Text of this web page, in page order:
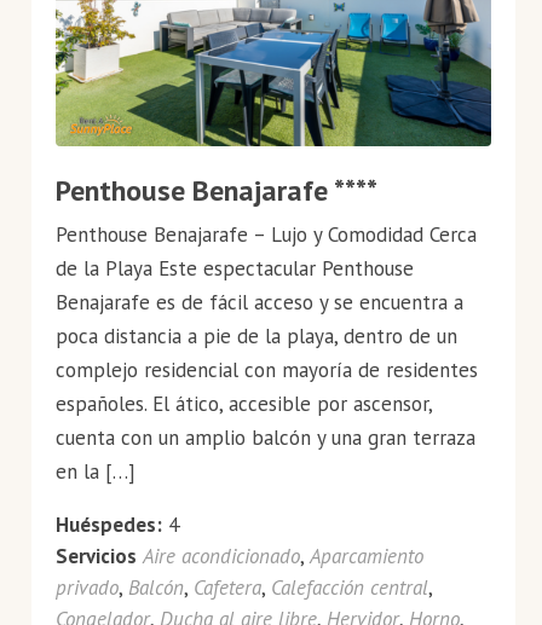
Penthouse Benajarafe ****
Penthouse Benajarafe – Lujo y Comodidad Cerca
de la Playa Este espectacular Penthouse
Benajarafe es de fácil acceso y se encuentra a
poca distancia a pie de la playa, dentro de un
complejo residencial con mayoría de residentes
españoles. El ático, accesible por ascensor,
cuenta con un amplio balcón y una gran terraza
en la […]
Huéspedes: 4
Servicios Aire acondicionado,Aparcamiento
privado, Balcón, Cafetera, Calefacción central,
Congelador, Ducha al aire libre, Hervidor, Horno,